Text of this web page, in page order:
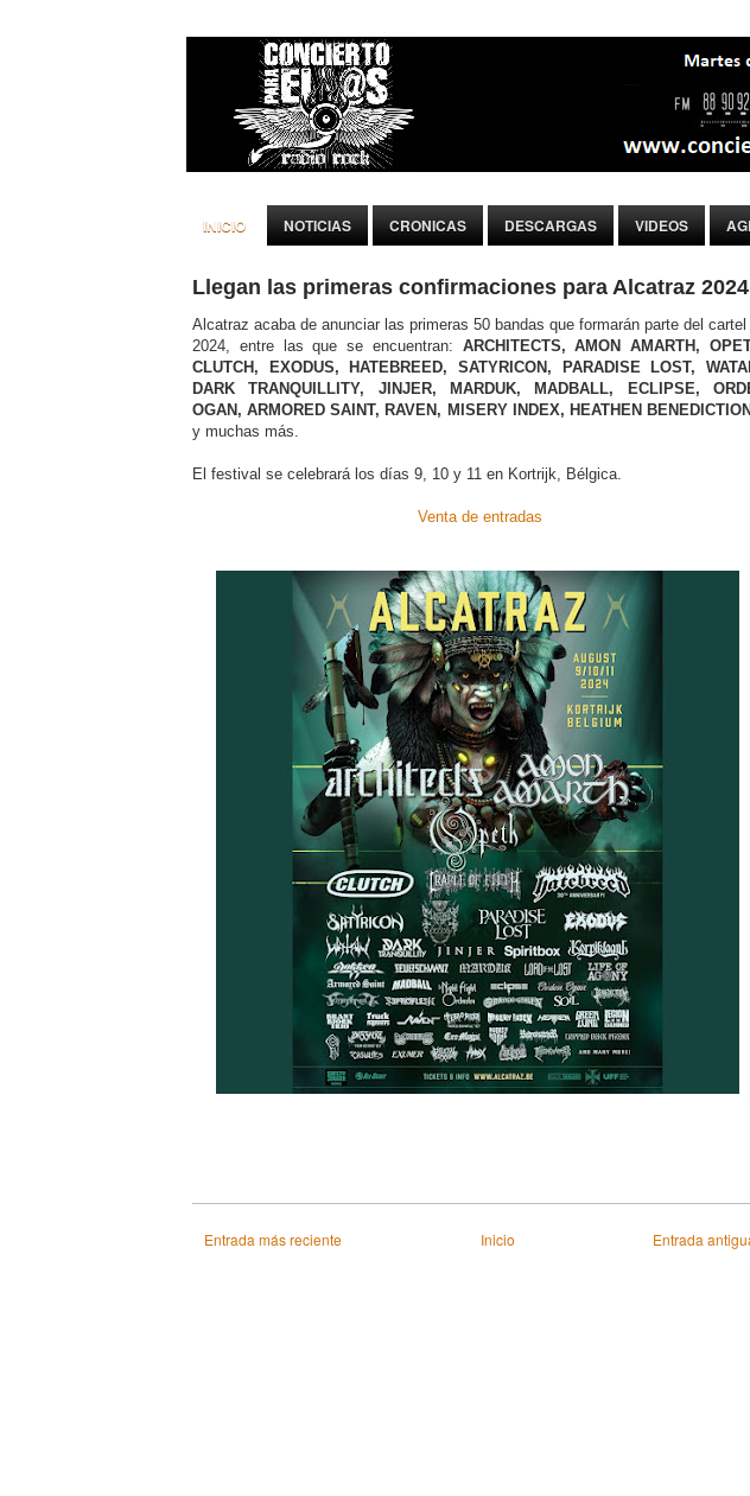
INICIO NOTICIAS CRONICAS DESCARGAS VIDEOS
Llegan las primeras confirmaciones para Alcatraz 2024
Alcatraz acaba de anunciar las primeras 50 bandas que formarán parte del cartel
2024, entre las que se encuentran: ARCHITECTS, AMON AMARTH,
CLUTCH, EXODUS, HATEBREED, SATYRICON, PARADISE LOST,
DARK TRANQUILLITY, JINJER, MARDUK, MADBALL, ECLIPSE,
OGAN, ARMORED SAINT, RAVEN, MISERY INDEX, HEATHEN BENEDICTION
y muchas más.
El festival se celebrará los días 9, 10 y 11 en Kortrijk, Bélgica.
Venta de entradas
Entrada más reciente Entrada
Inicio